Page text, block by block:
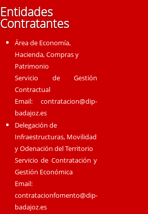
Entidades
Contratantes
Área de Economía,
Hacienda, Compras y
Patrimonio
Servicio de Gestión
Contractual
Email:contratacion@dip-
badajoz.es
Delegación de
Infraestructuras, Movilidad
y Odenación del Territorio
Servicio de Contratación y
Gestión Económica
Email:
contratacionfomento@dip-
badajoz.es